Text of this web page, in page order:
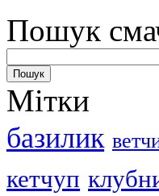
Пошук
Мітки
базилик
кетчуп